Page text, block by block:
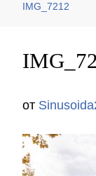
IMG_7212
от Sinusoida